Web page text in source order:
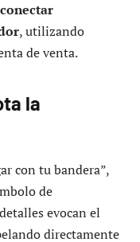
conectar
, utilizando
de venta.
la
con tu bandera”,
de
evocan el
directamente